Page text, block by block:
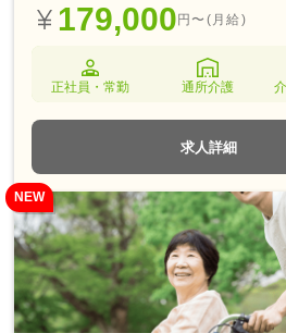
179,000円〜(月給)
正社員・常勤 通所介護
求人詳細
NEW